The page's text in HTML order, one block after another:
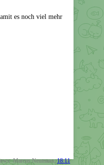
es noch viel mehr
Marcus Neumann,18:11